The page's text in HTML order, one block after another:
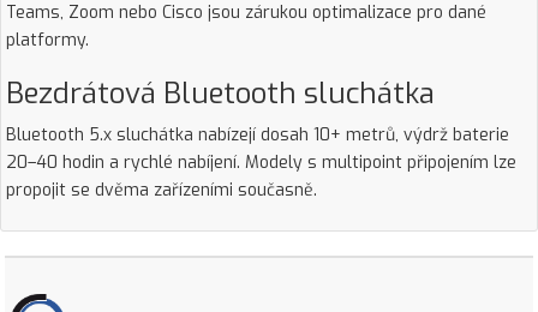
Teams, Zoom nebo Cisco jsou zárukou optimalizace pro dané
platformy.
Bezdrátová Bluetooth sluchátka
Bluetooth 5.x sluchátka nabízejí dosah 10+ metrů, výdrž baterie
20–40 hodin a rychlé nabíjení. Modely s multipoint připojením lze
propojit se dvěma zařízeními současně.